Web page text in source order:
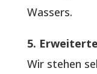
Wassers.
5.
Wir stehen